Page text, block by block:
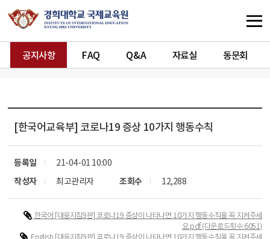
공지사항 FAQ Q&A 자료실 동문회
[한국어교육부] 코로나19 증상 10가지 행동수칙
등록일
21-04-01 10:00
작성자
최고관리자 조회수 12,288
한국어 [대응지침9판] 코로나19 증상이 나타나면 10가지 행동수칙을 꼭 지켜주세
요.pdf(다운로드횟수:6051)
English [대응지침9판] 코로나19 증상이 나타나면 10가지 행동수칙을 꼭 지켜주세